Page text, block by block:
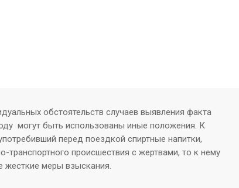
обстоятельств случаев выявления факта
могут быть использованы иные положения. К
перед поездкой спиртные напитки,
транспортного происшествия с жертвами, то к нему
жесткие меры взыскания.